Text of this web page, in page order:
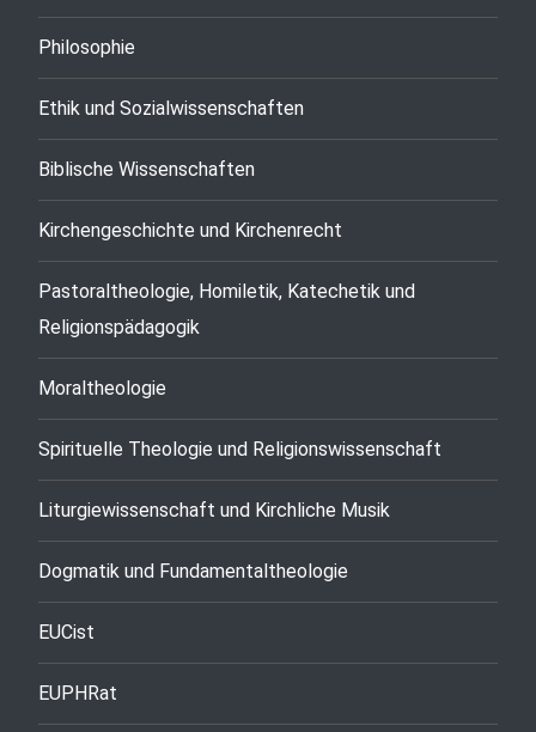
Philosophie
Ethik und Sozialwissenschaften
Biblische Wissenschaften
Kirchengeschichte und Kirchenrecht
Pastoraltheologie, Homiletik, Katechetik und
Religionspädagogik
Moraltheologie
Spirituelle Theologie und Religionswissenschaft
Liturgiewissenschaft und Kirchliche Musik
Dogmatik und Fundamentaltheologie
EUCist
EUPHRat